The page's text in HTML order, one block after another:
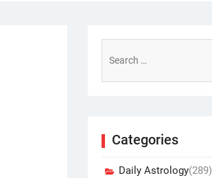
for:
Categories
Daily Astrology(289)